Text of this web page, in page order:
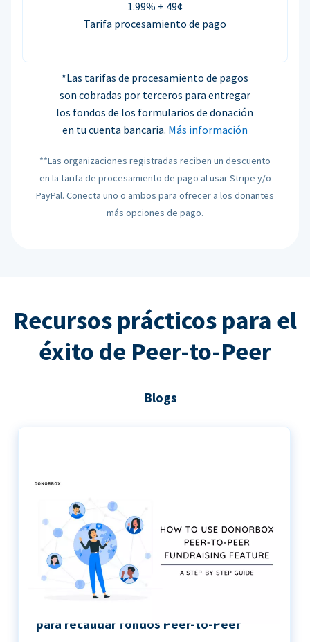
1.99% + 49¢
Tarifa procesamiento de pago
*Las tarifas de procesamiento de pagos
son cobradas por terceros para entregar
los fondos de los formularios de donación
en tu cuenta bancaria. Más información
**Las organizaciones registradas reciben un descuento
en la tarifa de procesamiento de pago al usar Stripe y/o
PayPal. Conecta uno o ambos para ofrecer a los donantes
más opciones de pago.
Recursos prácticos para el
éxito de Peer-to-Peer
Blogs
para recaudar fondos Peer-to-Peer